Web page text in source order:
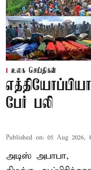
உலக செய்திகள்
பேர் பலி
Published on: 05 Aug 2026,
அடிஸ் அபாபா,